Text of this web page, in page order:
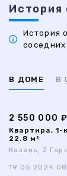
История
История
В ДОМЕ В
2 550 000 ₽
Квартира, 1-
22.8 м²
Казань, 2
19.05.2024